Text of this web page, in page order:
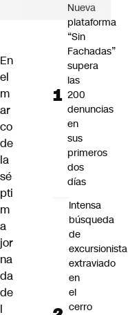
En
el
m
ar
co
de
la
sé
pti
m
a
jor
na
da
de
l
Nueva
plataforma
“Sin
Fachadas”
supera
las
200
denuncias
en
sus
primeros
dos
días
Intensa
búsqueda
de
excursionista
extraviado
en
el
cerro